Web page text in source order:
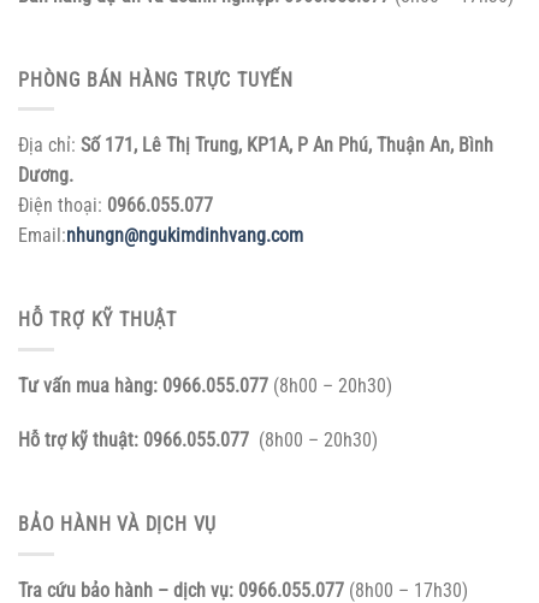
PHÒNG BÁN HÀNG TRỰC TUYẾN
Địa chỉ: Số 171, Lê Thị Trung, KP1A, P An Phú, Thuận An, Bình
Dương.
Điện thoại: 0966.055.077
Email:nhungn@ngukimdinhvang.com
HỖ TRỢ KỸ THUẬT
Tư vấn mua hàng: 0966.055.077 (8h00 – 20h30)
Hỗ trợ kỹ thuật: 0966.055.077 (8h00 – 20h30)
BẢO HÀNH VÀ DỊCH VỤ
Tra cứu bảo hành – dịch vụ: 0966.055.077 (8h00 – 17h30)